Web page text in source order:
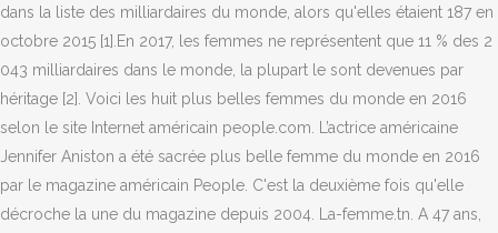
dans la liste des milliardaires du monde, alors qu'elles étaient 187 en
octobre 2015 [1].En 2017, les femmes ne représentent que 11 % des 2
043 milliardaires dans le monde, la plupart le sont devenues par
héritage [2]. Voici les huit plus belles femmes du monde en 2016
selon le site Internet américain people.com. L’actrice américaine
Jennifer Aniston a été sacrée plus belle femme du monde en 2016
par le magazine américain People. C'est la deuxième fois qu'elle
décroche la une du magazine depuis 2004. La-femme.tn. A 47 ans,